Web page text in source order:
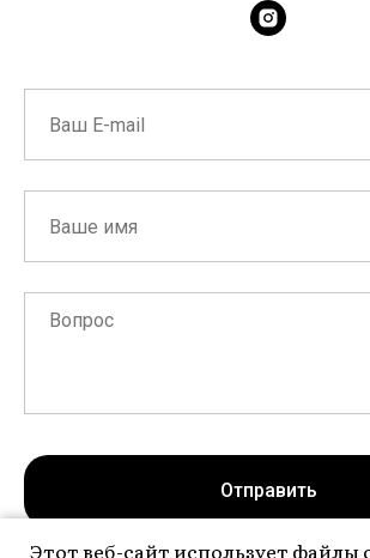
Отправить
Этот веб-сайт использует